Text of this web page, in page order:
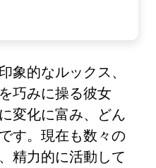
象的なルックス、
巧みに操る彼女
変化に富み、どん
す。現在も数々の
精力的に活動して